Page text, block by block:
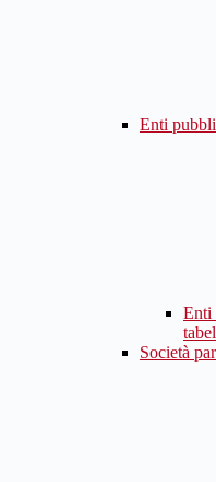
Enti
Enti
Società